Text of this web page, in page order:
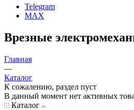
Telegram
MAX
Врезные
Главная
—
Каталог
К сожалению, раздел пуст
В данный момент нет активных
Каталог